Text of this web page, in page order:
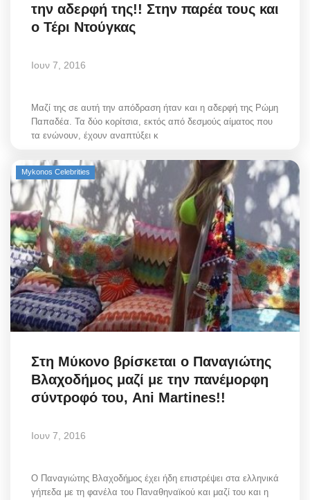
την αδερφή της!! Στην παρέα τους και
ο Τέρι Ντούγκας
Ιουν 7, 2016
Μαζί της σε αυτή την απόδραση ήταν και η αδερφή της Ρώμη
Παπαδέα. Τα δύο κορίτσια, εκτός από δεσμούς αίματος που
τα ενώνουν, έχουν αναπτύξει κ
Mykonos Celebrities
Στη Μύκονο βρίσκεται ο Παναγιώτης
Βλαχοδήμος μαζί με την πανέμορφη
σύντροφό του, Ani Martines!!
Ιουν 7, 2016
Ο Παναγιώτης Βλαχοδήμος έχει ήδη επιστρέψει στα ελληνικά
γήπεδα με τη φανέλα του Παναθηναϊκού και μαζί του και η